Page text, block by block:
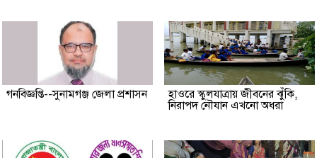
গনবিজ্ঞপ্তি--সুনামগঞ্জ জেলা প্রশাসন
হাওরে স্কুলযাত্রায় জীবনের ঝুঁকি,
নিরাপদ নৌযান এখনো অধরা